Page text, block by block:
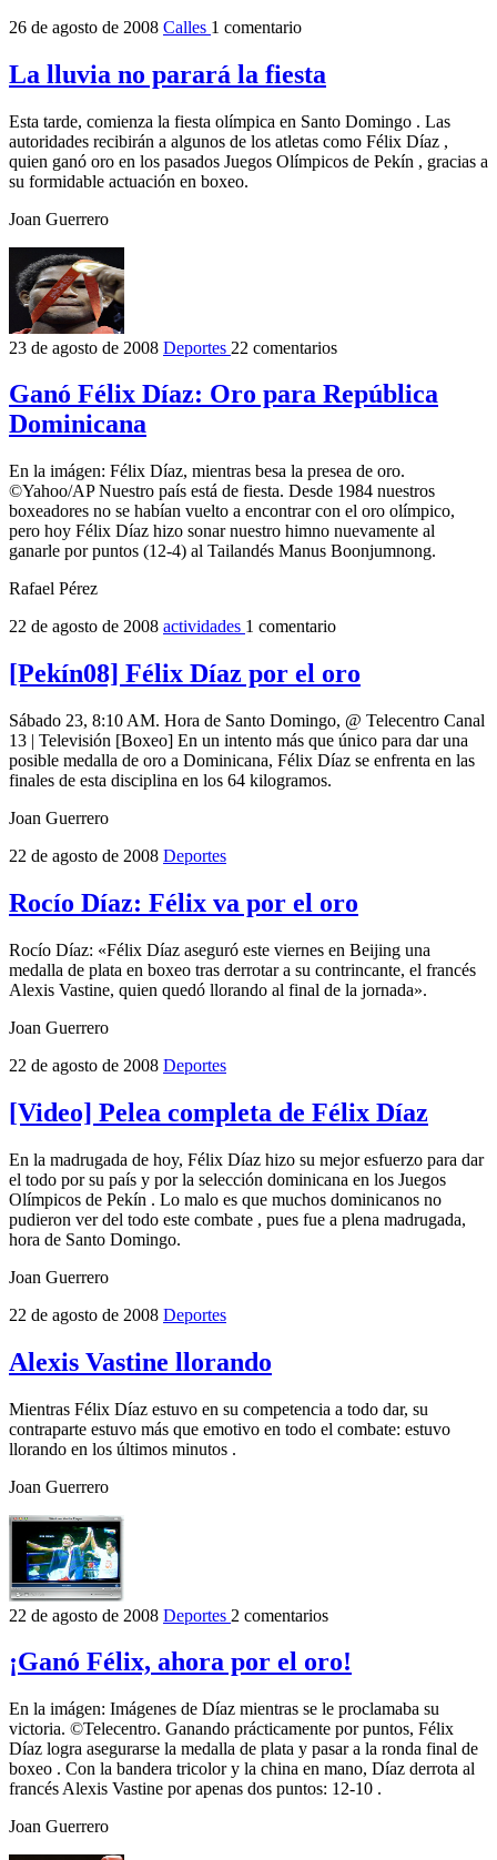
26 de agosto de 2008 Calles 1 comentario
La lluvia no parará la fiesta
Esta tarde, comienza la fiesta olímpica en Santo Domingo . Las
autoridades recibirán a algunos de los atletas como Félix Díaz ,
quien ganó oro en los pasados Juegos Olímpicos de Pekín , gracias a
su formidable actuación en boxeo.
Joan Guerrero
23 de agosto de 2008 Deportes 22 comentarios
Ganó Félix Díaz: Oro para República
Dominicana
En la imágen: Félix Díaz, mientras besa la presea de oro.
©Yahoo/AP Nuestro país está de fiesta. Desde 1984 nuestros
boxeadores no se habían vuelto a encontrar con el oro olímpico,
pero hoy Félix Díaz hizo sonar nuestro himno nuevamente al
ganarle por puntos (12-4) al Tailandés Manus Boonjumnong.
Rafael Pérez
22 de agosto de 2008 actividades 1 comentario
[Pekín08] Félix Díaz por el oro
Sábado 23, 8:10 AM. Hora de Santo Domingo, @ Telecentro Canal
13 | Televisión [Boxeo] En un intento más que único para dar una
posible medalla de oro a Dominicana, Félix Díaz se enfrenta en las
finales de esta disciplina en los 64 kilogramos.
Joan Guerrero
22 de agosto de 2008 Deportes
Rocío Díaz: Félix va por el oro
Rocío Díaz: «Félix Díaz aseguró este viernes en Beijing una
medalla de plata en boxeo tras derrotar a su contrincante, el francés
Alexis Vastine, quien quedó llorando al final de la jornada».
Joan Guerrero
22 de agosto de 2008 Deportes
[Video] Pelea completa de Félix Díaz
En la madrugada de hoy, Félix Díaz hizo su mejor esfuerzo para dar
el todo por su país y por la selección dominicana en los Juegos
Olímpicos de Pekín . Lo malo es que muchos dominicanos no
pudieron ver del todo este combate , pues fue a plena madrugada,
hora de Santo Domingo.
Joan Guerrero
22 de agosto de 2008 Deportes
Alexis Vastine llorando
Mientras Félix Díaz estuvo en su competencia a todo dar, su
contraparte estuvo más que emotivo en todo el combate: estuvo
llorando en los últimos minutos .
Joan Guerrero
22 de agosto de 2008 Deportes 2 comentarios
¡Ganó Félix, ahora por el oro!
En la imágen: Imágenes de Díaz mientras se le proclamaba su
victoria. ©Telecentro. Ganando prácticamente por puntos, Félix
Díaz logra asegurarse la medalla de plata y pasar a la ronda final de
boxeo . Con la bandera tricolor y la china en mano, Díaz derrota al
francés Alexis Vastine por apenas dos puntos: 12-10 .
Joan Guerrero